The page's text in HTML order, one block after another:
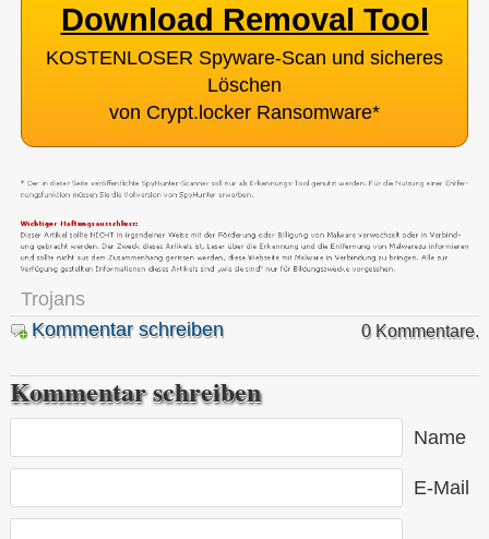
Download Removal Tool
KOSTENLOSER Spyware-Scan und sicheres
Löschen
von Crypt.locker Ransomware*
Trojans
Kommentar schreiben
0 Kommentare.
Kommentar schreiben
Name
E-Mail